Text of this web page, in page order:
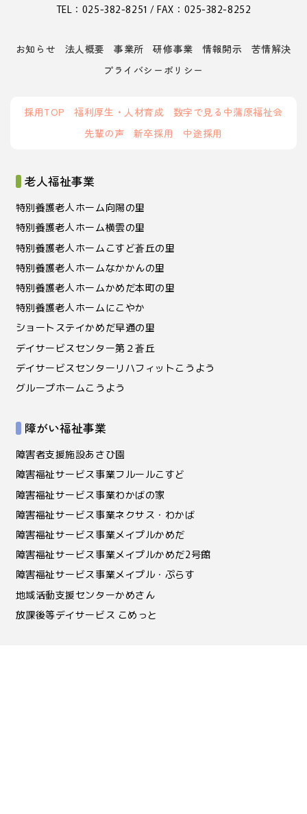
TEL：025-382-8251 / FAX：025-382-8252
お知らせ 法人概要 事業所 研修事業 情報開示
苦情解決
プライバシーポリシー
採用TOP 福利厚生・人材育成
数字で見る中蒲原福祉会
先輩の声
新卒採用 中途採用
老人福祉事業
特別養護老人ホーム向陽の里
特別養護老人ホーム横雲の里
特別養護老人ホームこすど蒼丘の里
特別養護老人ホームなかかんの里
特別養護老人ホームかめだ本町の里
特別養護老人ホームにこやか
ショートステイかめだ早通の里
デイサービスセンター第２蒼丘
デイサービスセンターリハフィットこうよう
グループホームこうよう
障がい福祉事業
障害者支援施設あさひ園
障害福祉サービス事業フルールこすど
障害福祉サービス事業わかばの家
障害福祉サービス事業ネクサス・わかば
障害福祉サービス事業メイプルかめだ
障害福祉サービス事業メイプルかめだ2号館
障害福祉サービス事業メイプル・ぷらす
地域活動支援センターかめさん
放課後等デイサービス こめっと